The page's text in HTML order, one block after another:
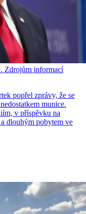
Zdrojům informací
popřel zprávy, že se
munice.
v příspěvku na
dlouhým pobytem ve